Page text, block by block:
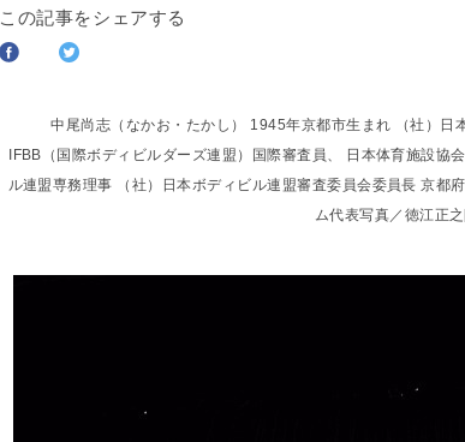
この記事をシェアする
中尾尚志（なかお・たかし） 1945年京都市生まれ （社）日
IFBB（国際ボディビルダーズ連盟）国際審査員、 日本体育施設協
ル連盟専務理事 （社）日本ボディビル連盟審査委員会委員長 京都
ム代表写真／徳江正